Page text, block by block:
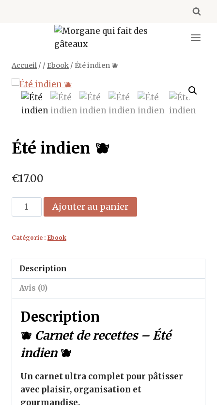
Accueil / / Ebook / Été indien 🫐
Été indien 🫐
€17.00
quantité
de
indien
Ajouter au panier
Catégorie : Ebook
Description
Avis (0)
Description
🫐 Carnet de recettes – Été
indien🫐
Un carnet ultra complet pour pâtisser
avec plaisir, organisation et
gourmandise.